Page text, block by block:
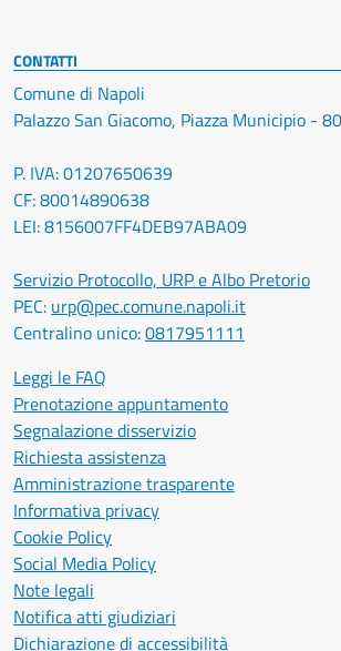
CONTATTI
Comune di Napoli
Palazzo San Giacomo, Piazza Municipio -
P. IVA: 01207650639
CF: 80014890638
LEI: 8156007FF4DEB97ABA09
Servizio Protocollo, URP e Albo Pretorio
PEC: urp@pec.comune.napoli.it
Centralino unico:0817951111
Leggi le FAQ
Prenotazione appuntamento
Segnalazione disservizio
Richiesta assistenza
Amministrazione trasparente
Informativa privacy
Cookie Policy
Social Media Policy
Note legali
Notifica atti giudiziari
Dichiarazione di accessibilità